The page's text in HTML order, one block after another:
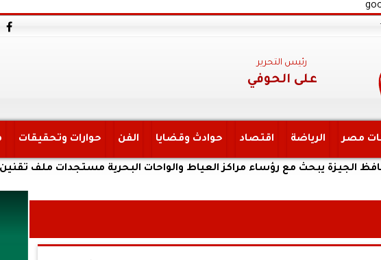
رئيس التحرير
على الحوفي
مصر الرياضة اقتصاد حوادث وقضايا الفن حوارات وتحقيقات
يبحث مع رؤساء مراكز العياط والواحات البحرية مستجدات ملف تقنين أراضي